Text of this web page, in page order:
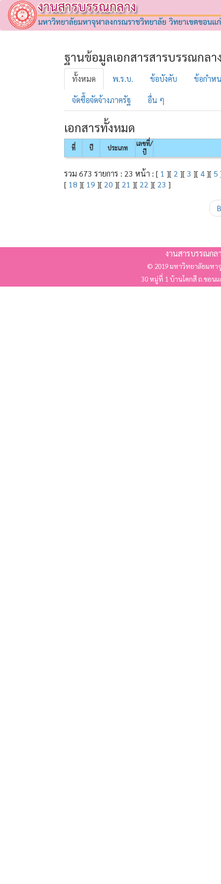
ฐานข้อมูลเอกสารสารบรรณกลา
ทั้งหมด พ.ร.บ. ข้อบังคับ ข้อกำห
จัดซื้อจัดจ้างภาครัฐ อื่น ๆ
เอกสารทั้งหมด
ที่ ปี ประเภท
เลขที่/
ปี
รวม 673 รายการ : 23 หน้า : [ 1 ][ 2 ][3 ][ 4][ 5
[ 18 ][ 19 ][ 20 ][ 21 ][ 22 ][ 23 ]
งานสารบรรณก
© 2019 มหาวิทยาลัยมหา
30 หมู่ที่ 1 บ้านโคกสี ถ.ขอน